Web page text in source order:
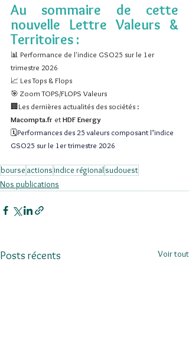
Au sommaire de cette
nouvelle Lettre Valeurs &
Territoires :
📊 Performance de l'indice GSO25 sur le 1er
trimestre 2026
📈 Les Tops & Flops
🎯 Zoom TOPS/FLOPS Valeurs
🏢Les dernières actualités des sociétés :
Macompta.fr et HDF Energy
🗓️Performances des 25 valeurs composant l’indice
GSO25 sur le 1er trimestre 2026
bourse actions indice régional sudouest
Nos publications
Posts récents Voir tout